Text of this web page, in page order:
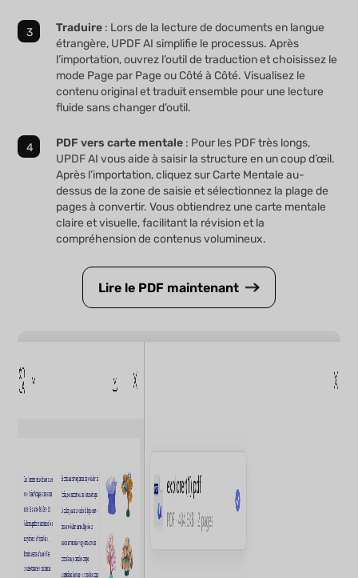
Traduire : Lors de la lecture de documents en langue
étrangère, UPDF AI simplifie le processus. Après
l’importation, ouvrez l’outil de traduction et choisissez le
mode Page par Page ou Côté à Côté. Visualisez le
contenu original et traduit ensemble pour une lecture
fluide sans changer d’outil.
PDF vers carte mentale : Pour les PDF très longs,
UPDF AI vous aide à saisir la structure en un coup d’œil.
Après l’importation, cliquez sur Carte Mentale au-
dessus de la zone de saisie et sélectionnez la plage de
pages à convertir. Vous obtiendrez une carte mentale
claire et visuelle, facilitant la révision et la
compréhension de contenus volumineux.
Lire le PDF maintenant